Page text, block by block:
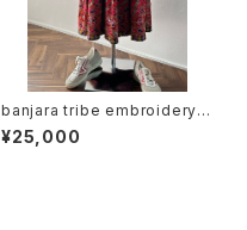
banjara tribe embroidery s
kirt
¥25,000